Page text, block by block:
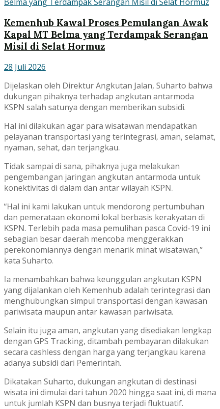
Kemenhub Kawal Proses Pemulangan Awak
Kapal MT Belma yang Terdampak Serangan
Misil di Selat Hormuz
28 Juli 2026
Dijelaskan oleh Direktur Angkutan Jalan, Suharto bahwa
dukungan pihaknya terhadap angkutan antarmoda
KSPN salah satunya dengan memberikan subsidi.
Hal ini dilakukan agar para wisatawan mendapatkan
pelayanan transportasi yang terintegrasi, aman, selamat,
nyaman, sehat, dan terjangkau.
Tidak sampai di sana, pihaknya juga melakukan
pengembangan jaringan angkutan antarmoda untuk
konektivitas di dalam dan antar wilayah KSPN.
“Hal ini kami lakukan untuk mendorong pertumbuhan
dan pemerataan ekonomi lokal berbasis kerakyatan di
KSPN. Terlebih pada masa pemulihan pasca Covid-19 ini
sebagian besar daerah mencoba menggerakkan
perekonomiannya dengan menarik minat wisatawan,”
kata Suharto.
Ia menambahkan bahwa keunggulan angkutan KSPN
yang dijalankan oleh Kemenhub adalah terintegrasi dan
menghubungkan simpul transportasi dengan kawasan
pariwisata maupun antar kawasan pariwisata.
Selain itu juga aman, angkutan yang disediakan lengkap
dengan GPS Tracking, ditambah pembayaran dilakukan
secara cashless dengan harga yang terjangkau karena
adanya subsidi dari Pemerintah.
Dikatakan Suharto, dukungan angkutan di destinasi
wisata ini dimulai dari tahun 2020 hingga saat ini, di mana
untuk jumlah KSPN dan busnya terjadi fluktuatif.